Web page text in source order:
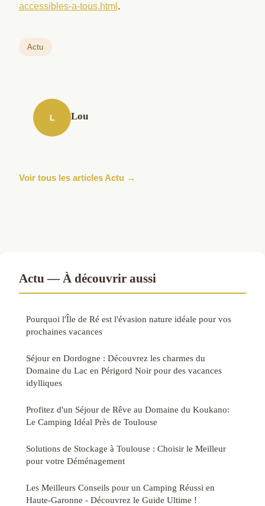
accessibles-a-tous.html .
Actu
L Lou
Voir tous les articles Actu →
Actu — À découvrir aussi
Pourquoi l'Île de Ré est l'évasion nature idéale pour vos
prochaines vacances
Séjour en Dordogne : Découvrez les charmes du
Domaine du Lac en Périgord Noir pour des vacances
idylliques
Profitez d'un Séjour de Rêve au Domaine du Koukano:
Le Camping Idéal Près de Toulouse
Solutions de Stockage à Toulouse : Choisir le Meilleur
pour votre Déménagement
Les Meilleurs Conseils pour un Camping Réussi en
Haute-Garonne - Découvrez le Guide Ultime !